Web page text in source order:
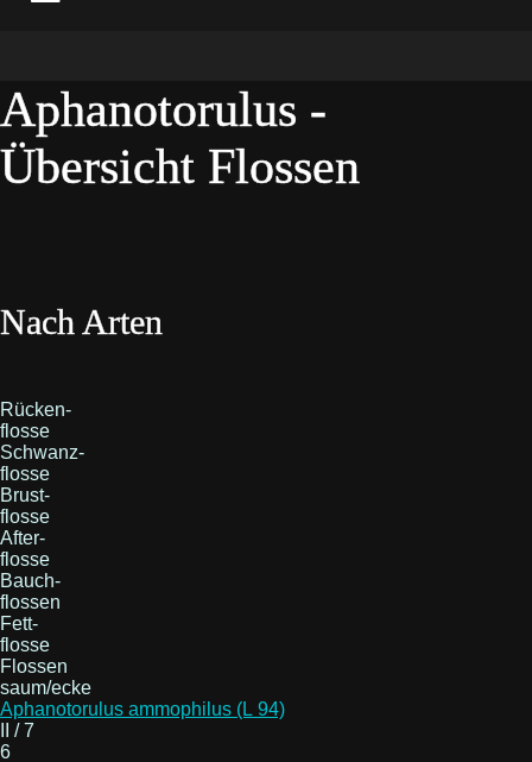
Aphanotorulus -
Übersicht Flossen
Nach Arten
Rücken-
flosse
Schwanz-
flosse
Brust-
flosse
After-
flosse
Bauch-
flossen
Fett-
flosse
Flossen
saum/ecke
Aphanotorulus ammophilus (L 94)
II / 7
6